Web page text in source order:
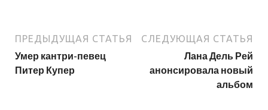
ПРЕДЫДУЩАЯ СТАТЬЯ
Умер кантри-певец
Питер Купер
СЛЕДУЮЩАЯ СТАТЬЯ
Лана Дель Рей
анонсировала новый
альбом